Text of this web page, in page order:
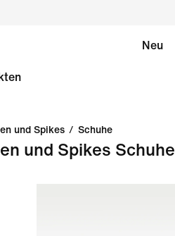
Neu
und Spikes / Schuhe
und Spikes Schuhe